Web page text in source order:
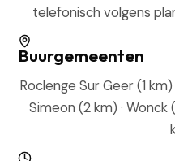
telefonisch volgens
Buurgemeenten
Roclenge Sur Geer (1
Simeon (2 km) · Wonck